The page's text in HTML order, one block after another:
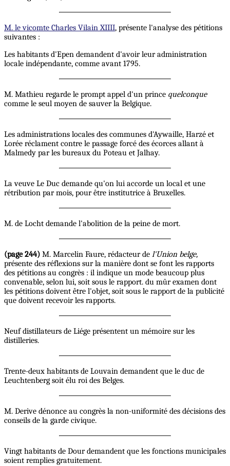
M. le vicomte Charles Vilain XIIII, présente l'analyse des pétitions
suivantes :
Les habitants d'Epen demandent d'avoir leur administration
locale indépendante, comme avant 1795.
M. Mathieu regarde le prompt appel d'un prince quelconque
comme le seul moyen de sauver la Belgique.
Les administrations locales des communes d'Aywaille, Harzé et
Lorée réclament contre le passage forcé des écorces allant à
Malmedy par les bureaux du Poteau et Jalhay.
La veuve Le Duc demande qu'on lui accorde un local et une
rétribution par mois, pour être institutrice à Bruxelles.
M. de Locht demande l'abolition de la peine de mort.
(page 244) M. Marcelin Faure, rédacteur de l'Union belge,
présente des réflexions sur la manière dont se font les rapports
des pétitions au congrès : il indique un mode beaucoup plus
convenable, selon lui, soit sous le rapport. du mûr examen dont
les pétitions doivent être l'objet, soit sous le rapport de la publicité
que doivent recevoir les rapports.
Neuf distillateurs de Liége présentent un mémoire sur les
distilleries.
Trente-deux habitants de Louvain demandent que le duc de
Leuchtenberg soit élu roi des Belges.
M. Derive dénonce au congrès la non-uniformité des décisions des
conseils de la garde civique.
Vingt habitants de Dour demandent que les fonctions municipales
soient remplies gratuitement.